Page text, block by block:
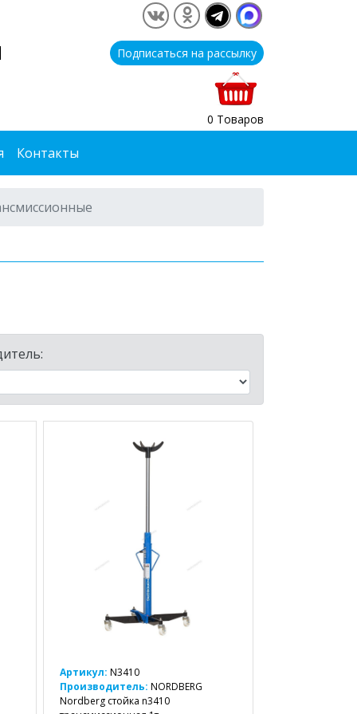
Подписаться на рассылку
0 Товаров
Контакты
Артикул: N3410
Производитель: NORDBERG
Nordberg стойка n3410